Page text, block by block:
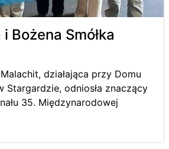
Bożena Smółka
działająca przy Domu
Stargardzie, odniosła znaczący
35. Międzynarodowej